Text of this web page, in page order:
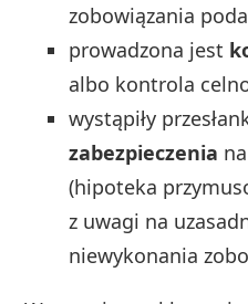
zobowiązania
prowadzona jest
albo kontrola
wystąpiły
zabezpieczenia
(hipoteka
z uwagi na
niewykonania